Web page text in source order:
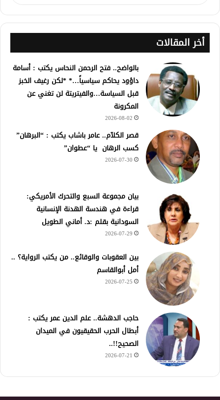
أخر المقالات
بالواضح.. فتح الرحمن النحاس يكتب : أسامة
داؤود يحاكم سياسياً…* *لكن رغيف الخبز
قبل السياسة…والفيتريتة لن تغني عن
المكرونة
2026-08-02
قصر الكلآم.. عامر باشاب يكتب : “البرهان”
كسب الرهان يا “عطوان”
2026-07-30
بيان مجموعة السبع والتحرك الأمريكي:
قراءة في هندسة الهدنة الإنسانية
السودانية بقلم :د. أماني الطويل
2026-07-29
بين العقوبات والوقائع.. من يكتب الرواية؟ ..
أمل أبوالقاسم
2026-07-25
حاجب الدهشة.. علم الدين عمر يكتب :
أبطال الحرب الحقيقيون في الميدان
الصحيح!!..
2026-07-21